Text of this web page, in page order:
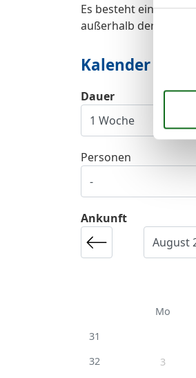
Es besteht eine
außerhalb der
Kalender
Ankunft
Mo
31
32
3
Dauer
Personen